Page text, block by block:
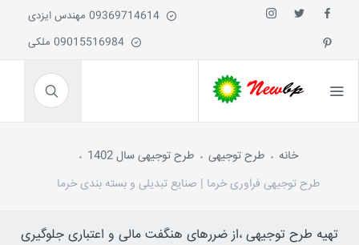
خانه طرح توجیهی
طرح توجیهی سال 1402
طرح توجیهی فراوری خرما | صنایع تبدیلی و بسته بندی خرما
تهیه طرح توجیهی ،از ضررهای هنگفت مالی و اعتباری جلوگیری